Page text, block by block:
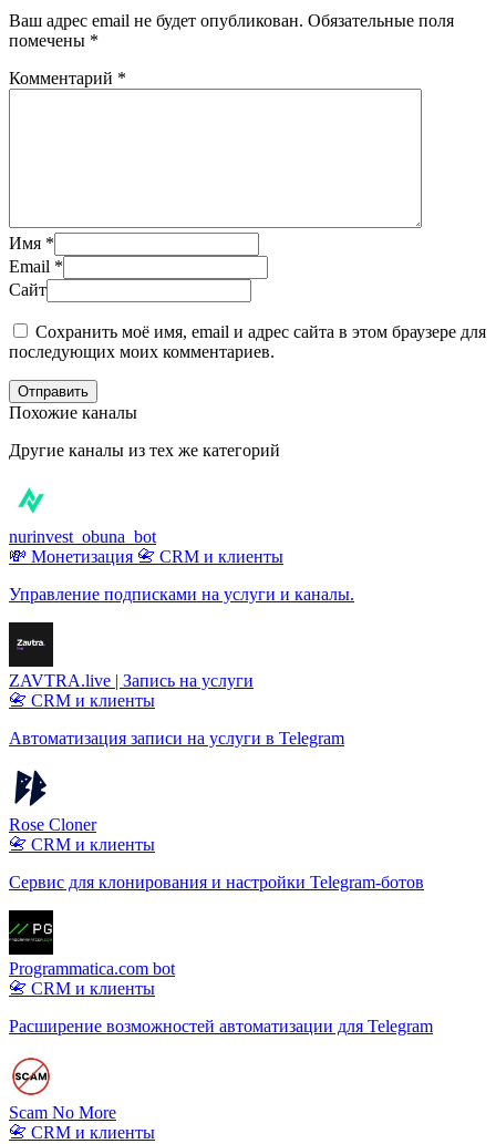
Ваш адрес email не будет опубликован. Обязательные поля
помечены *
Комментарий *
Имя *
Email *
Сайт
Сохранить моё имя, email и адрес сайта в этом браузере для
последующих моих комментариев.
Отправить
Похожие каналы
Другие каналы из тех же категорий
nurinvest_obuna_bot
💸 Монетизация 📇 CRM и клиенты
Управление подписками на услуги и каналы.
ZAVTRA.live | Запись на услуги
📇 CRM и клиенты
Автоматизация записи на услуги в Telegram
Rose Cloner
📇 CRM и клиенты
Сервис для клонирования и настройки Telegram-ботов
Programmatica.com bot
📇 CRM и клиенты
Расширение возможностей автоматизации для Telegram
Scam No More
📇 CRM и клиенты